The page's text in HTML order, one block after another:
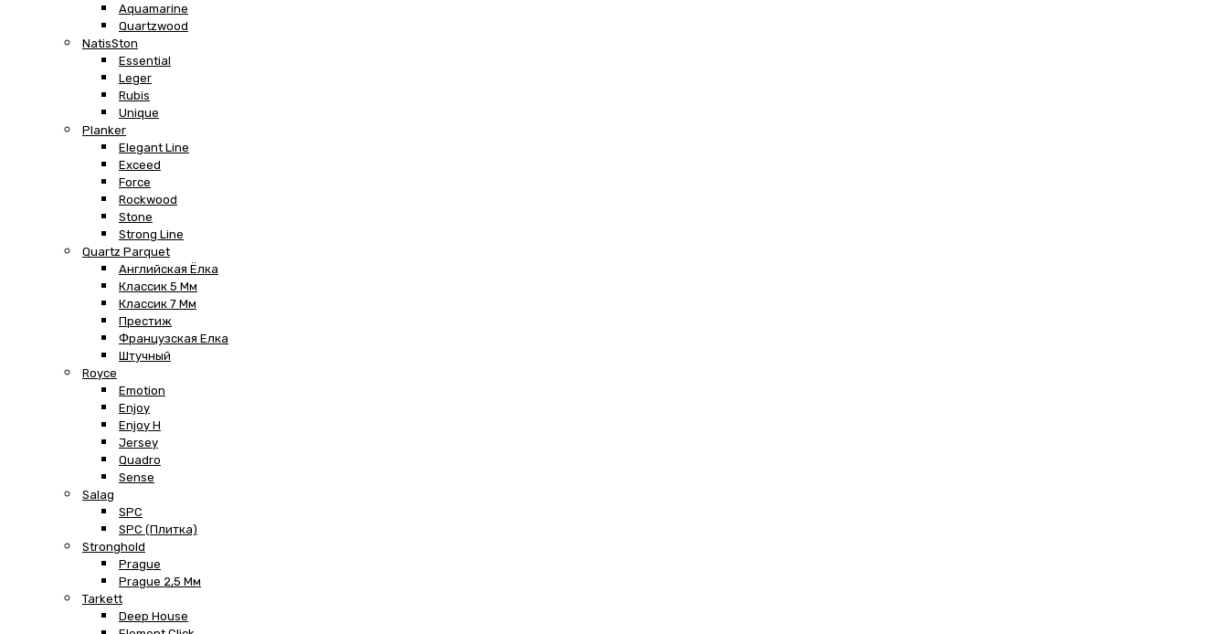
Aquamarine
Quartzwood
NatisSton
Essential
Leger
Rubis
Unique
Planker
Elegant Line
Exceed
Force
Rockwood
Stone
Strong Line
Quartz Parquet
Английская Ёлка
Классик 5 Мм
Классик 7 Мм
Престиж
Французская Елка
Штучный
Royce
Emotion
Enjoy
Enjoy H
Jersey
Quadro
Sense
Salag
SPC
SPC (плитка)
Stronghold
Prague
Prague 2,5 Мм
Tarkett
Deep House